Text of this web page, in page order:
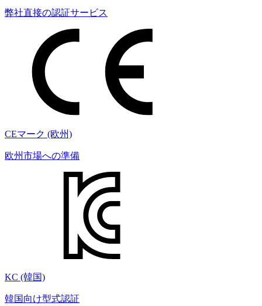
弊社直接の認証サービス
CEマーク (欧州)
欧州市場への準備
KC (韓国)
韓国向け型式認証